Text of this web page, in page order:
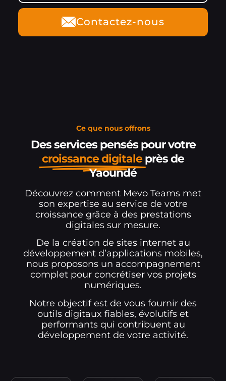
Contactez-nous
Ce que nous offrons
Des services pensés pour votre
croissance digitale près de
Yaoundé
Découvrez comment Mevo Teams met
son expertise au service de votre
croissance grâce à des prestations
digitales sur mesure.
De la création de sites internet au
développement d’applications mobiles,
nous proposons un accompagnement
complet pour concrétiser vos projets
numériques.
Notre objectif est de vous fournir des
outils digitaux fiables, évolutifs et
performants qui contribuent au
développement de votre activité.